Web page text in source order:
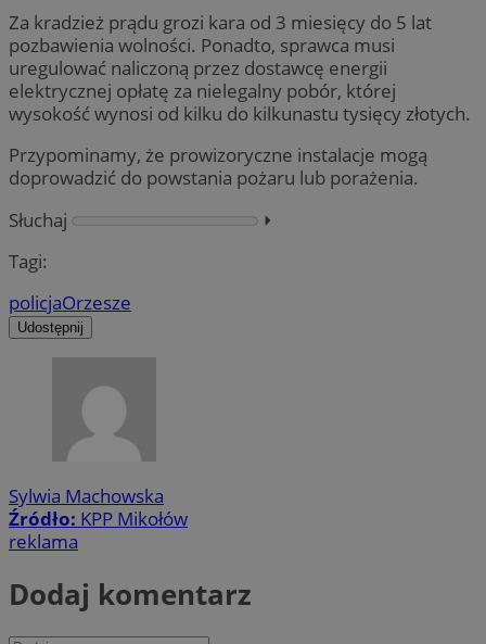
Za kradzież prądu grozi kara od 3 miesięcy do 5 lat
pozbawienia wolności. Ponadto, sprawca musi
uregulować naliczoną przez dostawcę energii
elektrycznej opłatę za nielegalny pobór, której
wysokość wynosi od kilku do kilkunastu tysięcy złotych.
Przypominamy, że prowizoryczne instalacje mogą
doprowadzić do powstania pożaru lub porażenia.
Słuchaj
⏵︎
Tagi:
policjaOrzesze
Udostępnij
Sylwia Machowska
Źródło: KPP Mikołów
reklama
Dodaj komentarz